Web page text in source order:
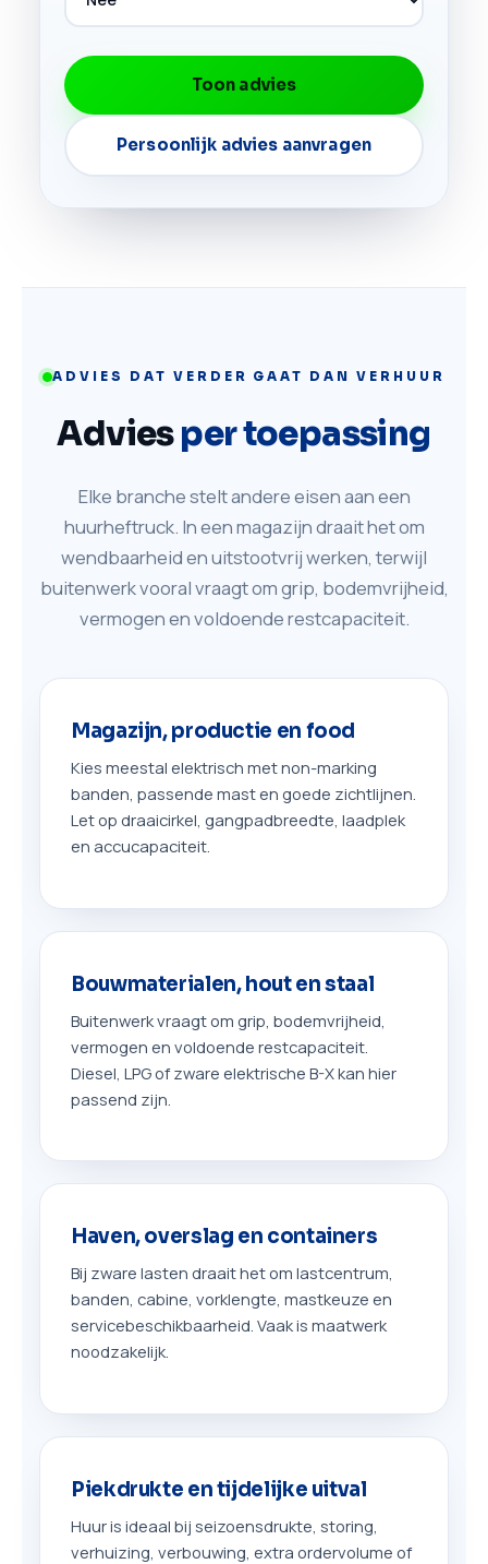
Toon advies
Persoonlijk advies aanvragen
ADVIES DAT VERDER GAAT DAN VERHUUR
Adviesper toepassing
Elke branche stelt andere eisen aan een
huurheftruck. In een magazijn draait het om
wendbaarheid en uitstootvrij werken, terwijl
buitenwerk vooral vraagt om grip, bodemvrijheid,
vermogen en voldoende restcapaciteit.
Magazijn, productie en food
Kies meestal elektrisch met non-marking
banden, passende mast en goede zichtlijnen.
Let op draaicirkel, gangpadbreedte, laadplek
en accucapaciteit.
Bouwmaterialen, hout en staal
Buitenwerk vraagt om grip, bodemvrijheid,
vermogen en voldoende restcapaciteit.
Diesel, LPG of zware elektrische B-X kan hier
passend zijn.
Haven, overslag en containers
Bij zware lasten draait het om lastcentrum,
banden, cabine, vorklengte, mastkeuze en
servicebeschikbaarheid. Vaak is maatwerk
noodzakelijk.
Piekdrukte en tijdelijke uitval
Huur is ideaal bij seizoensdrukte, storing,
verhuizing, verbouwing, extra ordervolume of